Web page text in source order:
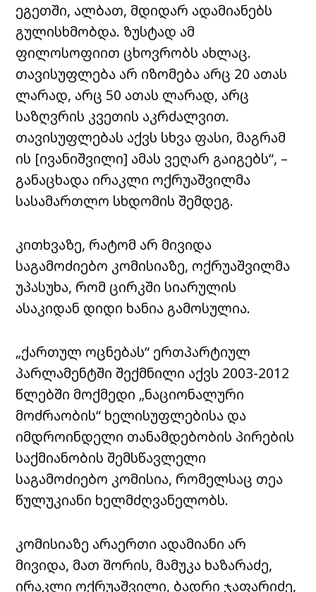
ეგეთში, ალბათ, მდიდარ ადამიანებს
გულისხმობდა. ზუსტად ამ
ფილოსოფიით ცხოვრობს ახლაც.
თავისუფლება არ იზომება არც 20 ათას
ლარად, არც 50 ათას ლარად, არც
საზღვრის კვეთის აკრძალვით.
თავისუფლებას აქვს სხვა ფასი, მაგრამ
ის [ივანიშვილი] ამას ვეღარ გაიგებს“, –
განაცხადა ირაკლი ოქრუაშვილმა
სასამართლო სხდომის შემდეგ.
კითხვაზე, რატომ არ მივიდა
საგამოძიებო კომისიაზე, ოქრუაშვილმა
უპასუხა, რომ ცირკში სიარულის
ასაკიდან დიდი ხანია გამოსულია.
„ქართულ ოცნებას“ ერთპარტიულ
პარლამენტში შექმნილი აქვს 2003-2012
წლებში მოქმედი „ნაციონალური
მოძრაობის“ ხელისუფლებისა და
იმდროინდელი თანამდებობის პირების
საქმიანობის შემსწავლელი
საგამოძიებო კომისია, რომელსაც თეა
წულუკიანი ხელმძღვანელობს.
კომისიაზე არაერთი ადამიანი არ
მივიდა, მათ შორის, მამუკა ხაზარაძე,
ირაკლი ოქრუაშვილი, ბადრი ჯაფარიძე,